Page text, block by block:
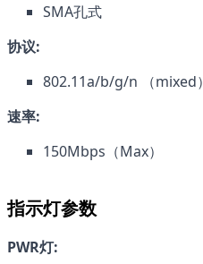
SMA孔式
协议:
802.11a/b/g/n （mixed）
速率:
150Mbps（Max）
指示灯参数
PWR灯: